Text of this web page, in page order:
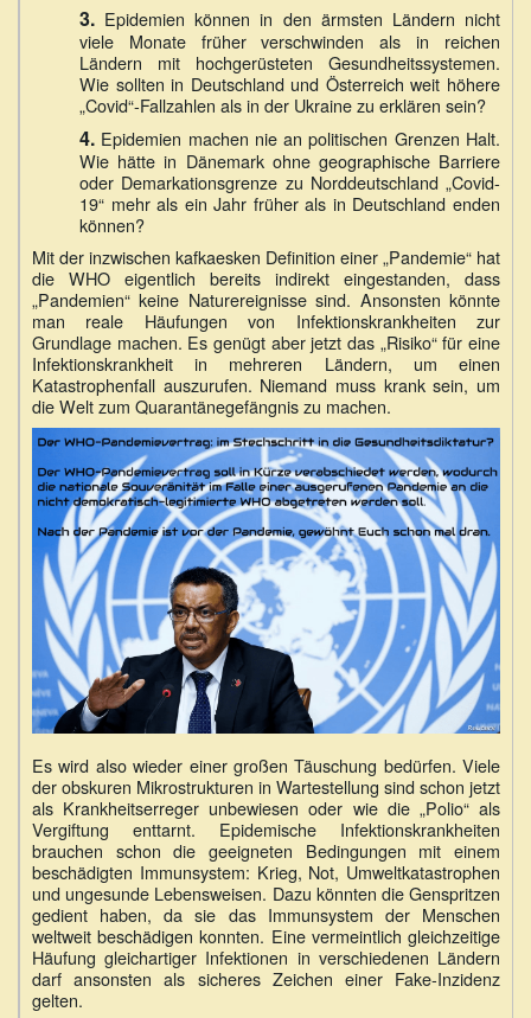
3. Epidemien können in den ärmsten Ländern nicht
viele Monate früher verschwinden als in reichen
Ländern mit hochgerüsteten Gesundheitssystemen.
Wie sollten in Deutschland und Österreich weit höhere
„Covid“-Fallzahlen als in der Ukraine zu erklären sein?
4. Epidemien machen nie an politischen Grenzen Halt.
Wie hätte in Dänemark ohne geographische Barriere
oder Demarkationsgrenze zu Norddeutschland „Covid-
19“ mehr als ein Jahr früher als in Deutschland enden
können?
Mit der inzwischen kafkaesken Definition einer „Pandemie“ hat
die WHO eigentlich bereits indirekt eingestanden, dass
„Pandemien“ keine Naturereignisse sind. Ansonsten könnte
man reale Häufungen von Infektionskrankheiten zur
Grundlage machen. Es genügt aber jetzt das „Risiko“ für eine
Infektionskrankheit in mehreren Ländern, um einen
Katastrophenfall auszurufen. Niemand muss krank sein, um
die Welt zum Quarantänegefängnis zu machen.
Es wird also wieder einer großen Täuschung bedürfen. Viele
der obskuren Mikrostrukturen in Wartestellung sind schon jetzt
als Krankheitserreger unbewiesen oder wie die „Polio“ als
Vergiftung enttarnt. Epidemische Infektionskrankheiten
brauchen schon die geeigneten Bedingungen mit einem
beschädigten Immunsystem: Krieg, Not, Umweltkatastrophen
und ungesunde Lebensweisen. Dazu könnten die Genspritzen
gedient haben, da sie das Immunsystem der Menschen
weltweit beschädigen konnten. Eine vermeintlich gleichzeitige
Häufung gleichartiger Infektionen in verschiedenen Ländern
darf ansonsten als sicheres Zeichen einer Fake-Inzidenz
gelten.